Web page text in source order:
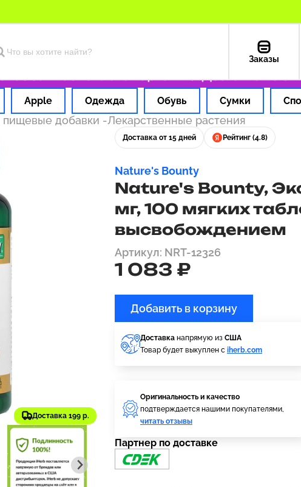
Заказы
за 1 час Оплата картой РФ Доставка из США
Apple Одежда Обувь Сумки
добавки -Лекарственные растения
Доставка 199 р.
Доставка от 15 дней Рейтинг (4.8)
Nature's Bounty
Nature's Bounty,
мг, 100 мягких
высвобождением
Артикул: NRT-12326
1 083 ₽
Добавить в корзину
Доставка напрямую из США
Товар будет выкуплен с iherb.com
Оригинальность и качество
подтверждается нашими покупателями,
читать отзывы
Партнер по доставке